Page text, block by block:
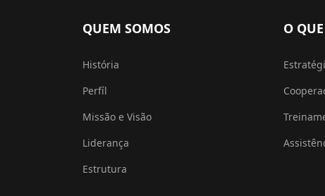
QUEM SOMOS
História
Perfíl
Missão e Visão
Liderança
Estrutura
O